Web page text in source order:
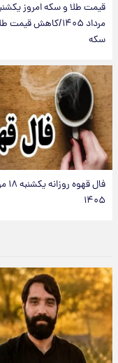
مرداد ۱۴۰۵/کاهش قیمت
سکه
فال
۱۴۰۵